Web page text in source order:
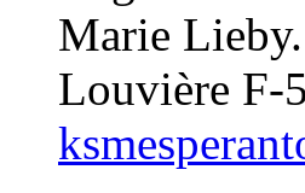
Marie
Louvière F-